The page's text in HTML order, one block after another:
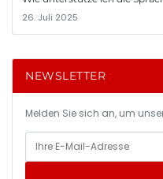
26. Juli 2025
NEWSLETTER
Melden Sie sich an, um